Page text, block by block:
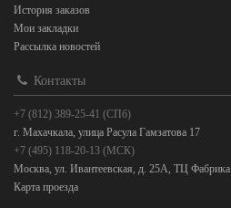
История заказов
Мои закладки
Рассылка новостей
Контакты
+7 (812) 389-25-41 (СПб)
г. Махачкала, улица Расула Гамзатова 17
+7 (495) 118-20-13 (МСК)
Москва, ул. Ивантеевская, д. 25А, ТЦ Фабрика
Карта проезда